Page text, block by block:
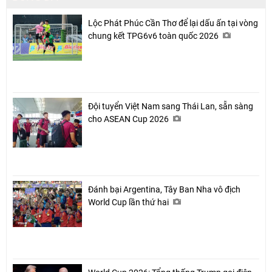
Lộc Phát Phúc Cần Thơ để lại dấu ấn tại vòng
chung kết TPG6v6 toàn quốc 2026
Đội tuyển Việt Nam sang Thái Lan, sẵn sàng
cho ASEAN Cup 2026
Đánh bại Argentina, Tây Ban Nha vô địch
World Cup lần thứ hai